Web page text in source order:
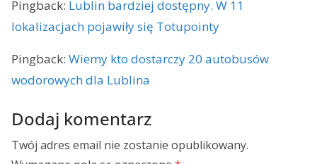
Pingback: Lublin bardziej dostępny. W 11
lokalizacjach pojawiły się Totupointy
Pingback: Wiemy kto dostarczy 20 autobusów
wodorowych dla Lublina
Dodaj komentarz
Twój adres email nie zostanie opublikowany.